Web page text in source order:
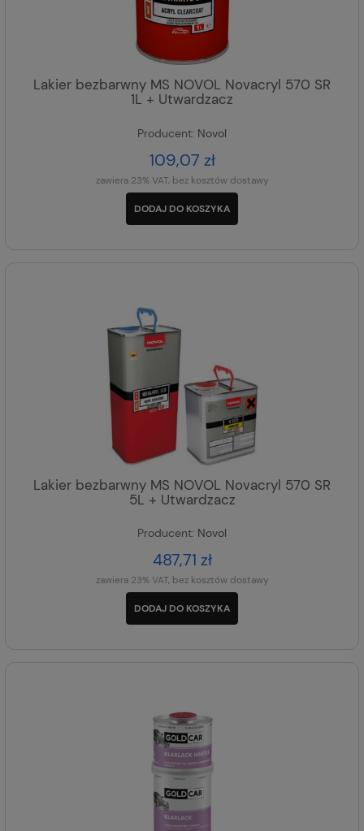
Lakier bezbarwny MS NOVOL Novacryl 570 SR
1L + Utwardzacz
Producent: Novol
109,07 zł
zawiera 23% VAT, bez kosztów dostawy
DODAJ DO KOSZYKA
Lakier bezbarwny MS NOVOL Novacryl 570 SR
5L + Utwardzacz
Producent: Novol
487,71 zł
zawiera 23% VAT, bez kosztów dostawy
DODAJ DO KOSZYKA